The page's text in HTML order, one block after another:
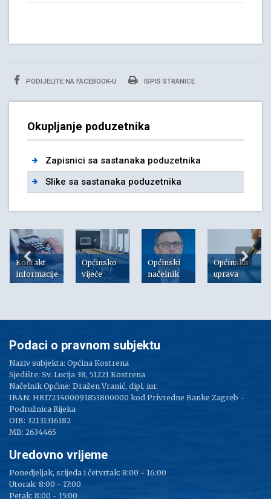
PODIJELITE NA FACEBOOK-U ISPIS STRANICE
Okupljanje poduzetnika
Zapisnici sa sastanaka poduzetnika
Slike sa sastanaka poduzetnika
Kontakt
informacije
Općinsko
vijeće
Općinski
načelnik
Općinska
uprava
Podaci o pravnom subjektu
Naziv subjekta: Općina Kostrena
Sjedište: Sv. Lucija 38, 51221 Kostrena
Načelnik Općine: Dražen Vranić, dipl. iur.
IBAN: HR1723400091853800000 kod Privredne Banke Zagreb -
Podružnica Rijeka
OIB: 32131316182
MB: 2634465
Uredovno vrijeme
Ponedjeljak, srijeda i četvrtak: 8:00 - 16:00
Utorak: 8:00 - 17:00
Petak: 8:00 - 15:00